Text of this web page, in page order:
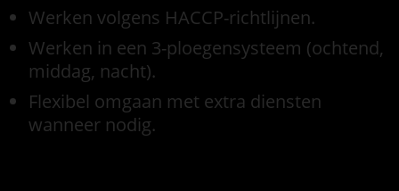
Werken volgens HACCP-richtlijnen.
Werken in een 3-ploegensysteem (ochtend,
middag, nacht).
Flexibel omgaan met extra diensten
wanneer nodig.